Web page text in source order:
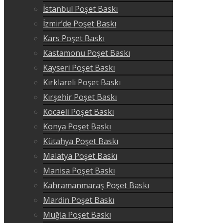
İstanbul Poşet Baskı
İzmir’de Poşet Baskı
Kars Poşet Baskı
Kastamonu Poşet Baskı
Kayseri Poşet Baskı
Kırklareli Poşet Baskı
Kırşehir Poşet Baskı
Kocaeli Poşet Baskı
Konya Poşet Baskı
Kütahya Poşet Baskı
Malatya Poşet Baskı
Manisa Poşet Baskı
Kahramanmaraş Poşet Baskı
Mardin Poşet Baskı
Muğla Poşet Baskı